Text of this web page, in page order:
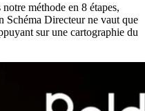
méthode en 8 étapes,
Schéma Directeur ne vaut que
sur une cartographie du